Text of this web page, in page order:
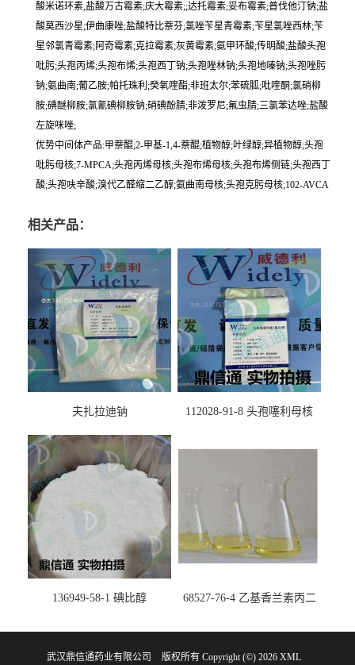
酸米诺环素,盐酸万古霉素;庆大霉素;;达托霉素;妥布霉素;普伐他汀钠;盐
酸莫西沙星;伊曲康唑;盐酸特比萘芬;氯唑苄星青霉素;苄星氯唑西林;苄
星邻氯青霉素;阿奇霉素;克拉霉素;灰黄霉素;氨甲环酸;传明酸;盐酸头孢
吡肟;头孢丙烯;头孢布烯;头孢西丁钠;头孢唑林钠;头孢地嗪钠;头孢唑肟
钠;氨曲南;葡乙胺;帕托珠利;癸氧喹酯;非班太尔;苯硫胍;吡喹酮;氯硝柳
胺;碘醚柳胺;氯氰碘柳胺钠;硝碘酚腈;非泼罗尼;氟虫腈;三氯苯达唑;盐酸
左旋咪唑;
优势中间体产品:甲萘醌;2-甲基-1,4-萘醌;植物醇;叶绿醇;异植物醇;头孢
吡肟母核;7-MPCA;头孢丙烯母核;头孢布烯母核;头孢布烯侧链;头孢西丁
酸;头孢呋辛酸;溴代乙醛缩二乙醇;氨曲南母核;头孢克肟母核;102-AVCA
相关产品：
夫扎拉迪钠
112028-91-8 头孢噻利母核
136949-58-1 碘比醇
68527-76-4 乙基香兰素丙二
剂 -香精香料 -鼎信通李杰
武汉鼎信通药业有限公司 版权所有 Copyright (©) 2026 XML